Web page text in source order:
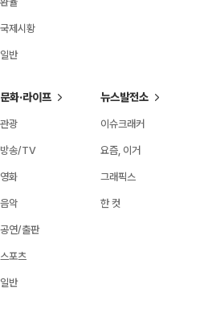
국제시황
일반
문화·라이프
관광
방송/TV
영화
음악
공연/출판
스포츠
일반
뉴스발전소
이슈크래커
요즘, 이거
그래픽스
한 컷